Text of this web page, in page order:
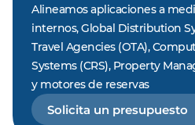
Alineamos aplicaciones a
internos, Global Distribution
Travel Agencies (OTA),
Systems (CRS), Property
y motores de reservas
Solicita un presupuesto